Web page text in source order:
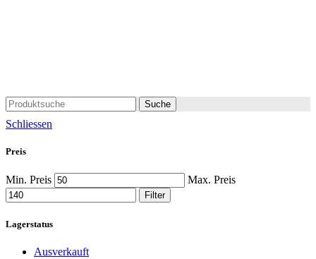
Suche
Schliessen
Preis
Min. Preis Max. Preis
Filter
Lagerstatus
Ausverkauft